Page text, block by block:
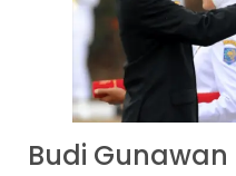
Budi Gunawan